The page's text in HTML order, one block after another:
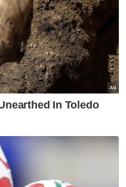
berhubung kemelut politik
Agong, Al-
semua rakyat
bermuhasabah
kancah politik